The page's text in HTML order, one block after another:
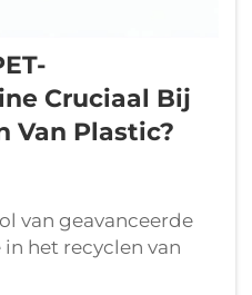
Cruciaal Bij
Van Plastic?
van geavanceerde
het recyclen van
kunststofcrisis